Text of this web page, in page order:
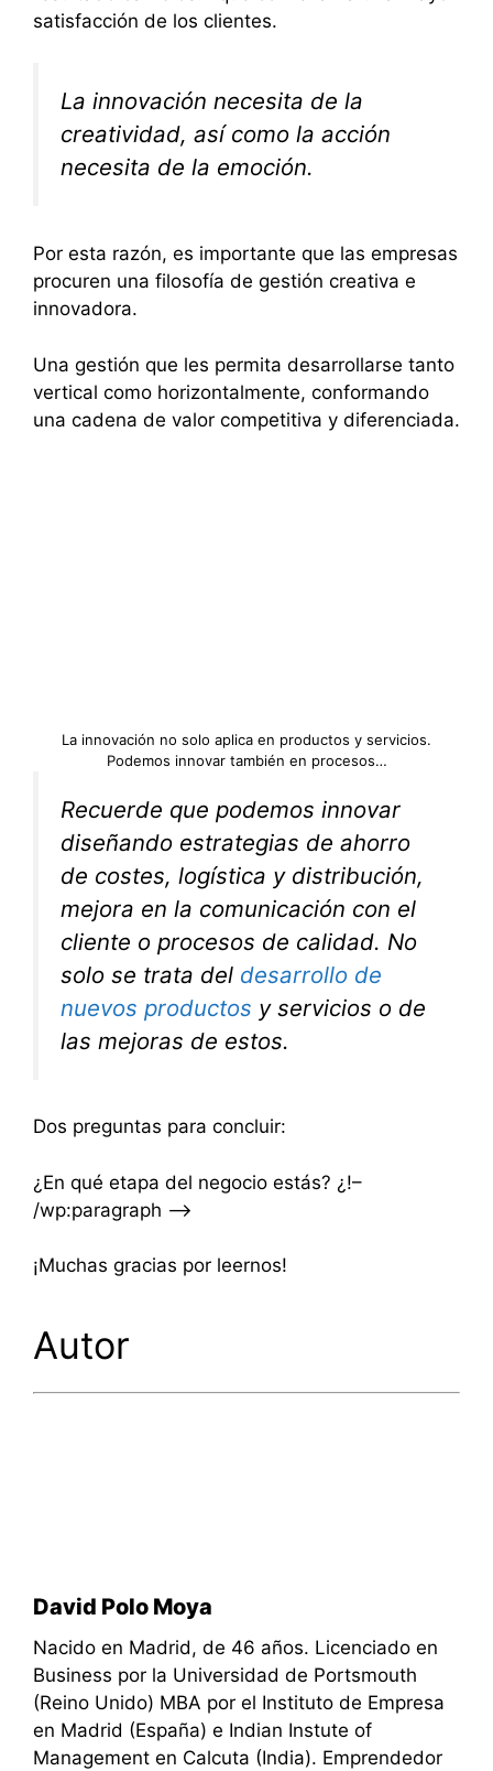
satisfacción de los clientes.
La innovación necesita de la
creatividad, así como la acción
necesita de la emoción.
Por esta razón, es importante que las empresas
procuren una filosofía de gestión creativa e
innovadora.
Una gestión que les permita desarrollarse tanto
vertical como horizontalmente, conformando
una cadena de valor competitiva y diferenciada.
La innovación no solo aplica en productos y servicios.
Podemos innovar también en procesos…
Recuerde que podemos innovar
diseñando estrategias de ahorro
de costes, logística y distribución,
mejora en la comunicación con el
cliente o procesos de calidad. No
solo se trata del desarrollo de
nuevos productos y servicios o de
las mejoras de estos.
Dos preguntas para concluir:
¿En qué etapa del negocio estás? ¿!–
/wp:paragraph –>
¡Muchas gracias por leernos!
Autor
David Polo Moya
Nacido en Madrid, de 46 años. Licenciado en
Business por la Universidad de Portsmouth
(Reino Unido) MBA por el Instituto de Empresa
en Madrid (España) e Indian Instute of
Management en Calcuta (India). Emprendedor